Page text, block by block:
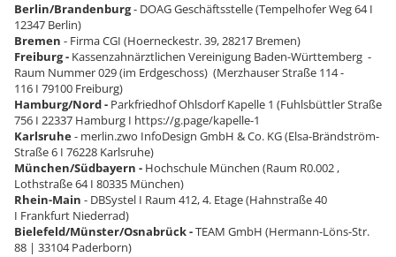
Berlin/Brandenburg- DOAG Geschäftsstelle (Tempelhofer Weg 64 I
12347 Berlin)
Bremen - Firma CGI (Hoerneckestr. 39, 28217 Bremen)
Freiburg - Kassenzahnärztlichen Vereinigung Baden-Württemberg -
Raum Nummer 029 (im Erdgeschoss) (Merzhauser Straße 114 -
116 I 79100 Freiburg)
Hamburg/Nord - Parkfriedhof Ohlsdorf Kapelle 1 (Fuhlsbüttler Straße
756 I 22337 Hamburg I https://g.page/kapelle-1
Karlsruhe- merlin.zwo InfoDesign GmbH & Co. KG (Elsa-Brändström-
Straße 6 I 76228 Karlsruhe)
München/Südbayern - Hochschule München (Raum R0.002 ,
Lothstraße 64 I 80335 München)
Rhein-Main - DBSystel I Raum 412, 4. Etage (Hahnstraße 40
I Frankfurt Niederrad)
Bielefeld/Münster/Osnabrück -TEAM GmbH (Hermann-Löns-Str.
88 | 33104 Paderborn)